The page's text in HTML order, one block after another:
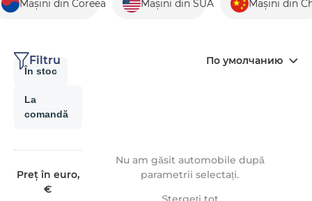
Mașini din Coreea Mașini din SUA Mașini din
Filtru По умолчанию
În stoc
La
comandă
Preț în euro,
€
Nu am găsit automobile după
parametrii selectați.